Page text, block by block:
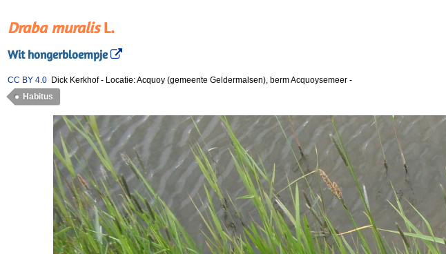
Draba muralisL.
Wit hongerbloempje
CC BY 4.0 Dick Kerkhof- Locatie: Acquoy (gemeente Geldermalsen), berm Acquoysemeer -
Habitus